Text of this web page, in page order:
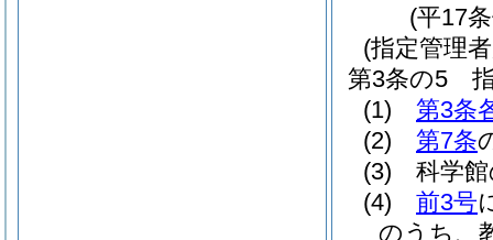
(平17
(指定管理
第3条の5
(1)
第3条
(2)
第7条
(3)
科学
(4)
前3号
のうち、